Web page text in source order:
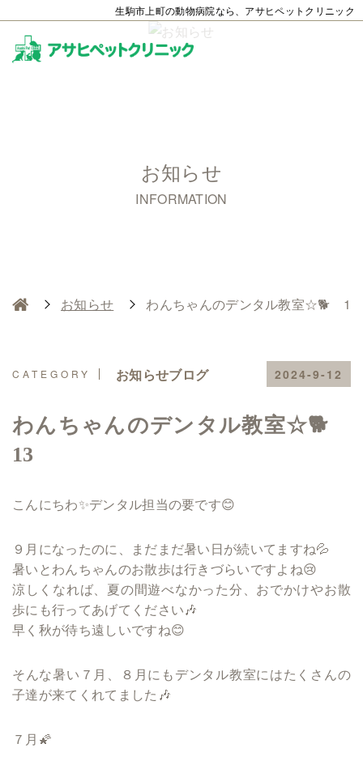
生駒市上町の動物病院なら、アサヒペットクリニック
お知らせ
INFORMATION
お知らせ わんちゃんのデンタル教室☆🐕 13
お知らせブログ 2024-9-12
わんちゃんのデンタル教室☆🐕
13
こんにちわ✨デンタル担当の要です😊
９月になったのに、まだまだ暑い日が続いてますね💦
暑いとわんちゃんのお散歩は行きづらいですよね😢
涼しくなれば、夏の間遊べなかった分、おでかけやお散
歩にも行ってあげてください🎶
早く秋が待ち遠しいですね😊
そんな暑い７月、８月にもデンタル教室にはたくさんの
子達が来てくれてました🎶
７月🌠